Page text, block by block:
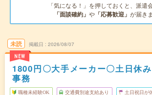
「気になる！」を押しておくと、派遣
「面談確約」 や 「応募歓迎」 が届き
未読
NEW
掲載日 2026/08/07
1800円〇大手メーカー〇土日休
事務
職種未経験OK 交通費別途支給あり 土日祝日が